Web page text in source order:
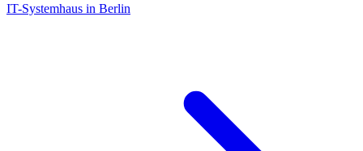
IT-Systemhaus in Berlin